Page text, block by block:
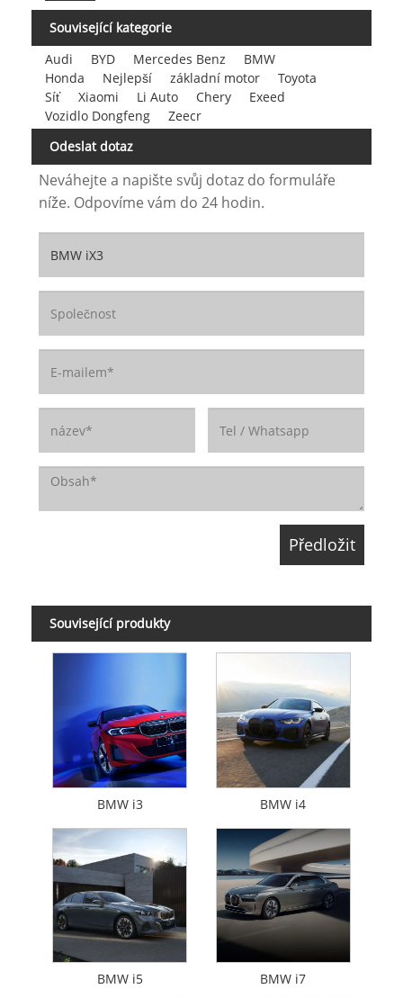
Související kategorie
Audi
BYD Mercedes Benz
BMW
Honda
Nejlepší základní motor
Toyota
Síť
Xiaomi Li Auto Chery
Exeed
Vozidlo Dongfeng
Zeecr
Odeslat dotaz
Neváhejte a napište svůj dotaz do formuláře
níže. Odpovíme vám do 24 hodin.
Související produkty
BMW i3 BMW i4
BMW i5 BMW i7